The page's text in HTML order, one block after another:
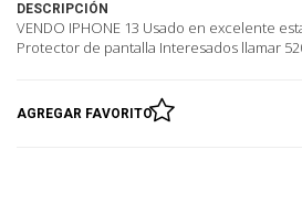
DESCRIPCIÓN
VENDO IPHONE 13 Usado en excelente
Protector de pantalla Interesados llamar
AGREGAR FAVORITO